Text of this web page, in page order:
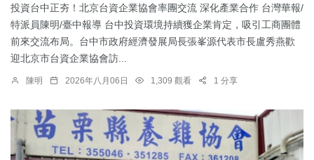
投資台中正夯！北京台資企業協會率團交流 深化產業合作 台灣華報/
特派員陳明/臺中報導 台中投資環境持續獲企業肯定，吸引工商團體
前來交流布局。台中市政府經濟發展局長張峯源代表市長盧秀燕歡
迎北京市台資企業協會訪...
陳明 2026年八月06日 1,309 觀看 1 分享